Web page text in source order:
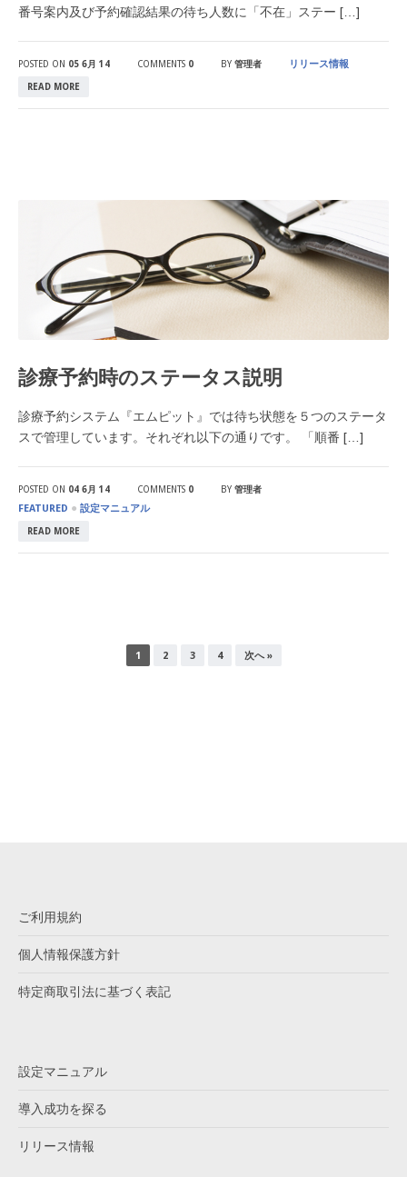
番号案内及び予約確認結果の待ち人数に「不在」ステー […]
POSTED ON 05 6月 14 COMMENTS 0 BY 管理者 リリース情報
READ MORE
診療予約時のステータス説明
診療予約システム『エムピット』では待ち状態を５つのステータ
スで管理しています。それぞれ以下の通りです。 「順番 […]
POSTED ON 04 6月 14 COMMENTS 0 BY 管理者
FEATURED ● 設定マニュアル
READ MORE
1 2 3 4 次へ »
ご利用規約
個人情報保護方針
特定商取引法に基づく表記
設定マニュアル
導入成功を探る
リリース情報